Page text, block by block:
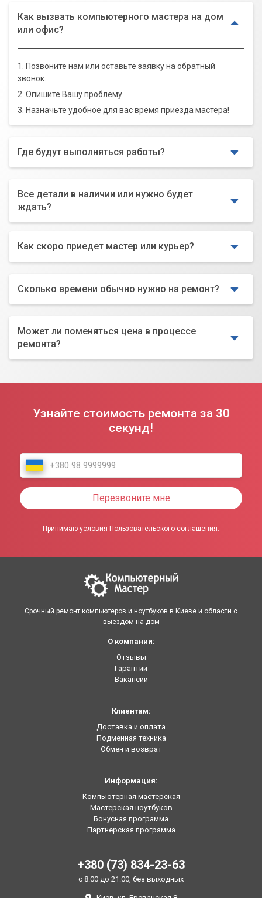
Как вызвать компьютерного мастера на дом
или офис?
1. Позвоните нам или оставьте заявку на обратный
звонок.
2. Опишите Вашу проблему.
3. Назначьте удобное для вас время приезда мастера!
Где будут выполняться работы?
Все детали в наличии или нужно будет
ждать?
Как скоро приедет мастер или курьер?
Сколько времени обычно нужно на ремонт?
Может ли поменяться цена в процессе
ремонта?
Узнайте стоимость ремонта за 30
секунд!
Перезвоните мне
Принимаю условия Пользовательского соглашения.
Срочный ремонт компьютеров и ноутбуков в Киеве и области с
выездом на дом
О компании:
Отзывы
Гарантии
Вакансии
Клиентам:
Доставка и оплата
Подменная техника
Обмен и возврат
Информация:
Компьютерная мастерская
Мастерская ноутбуков
Бонусная программа
Партнерская программа
+380 (73) 834-23-63
с 8:00 до 21:00, без выходных